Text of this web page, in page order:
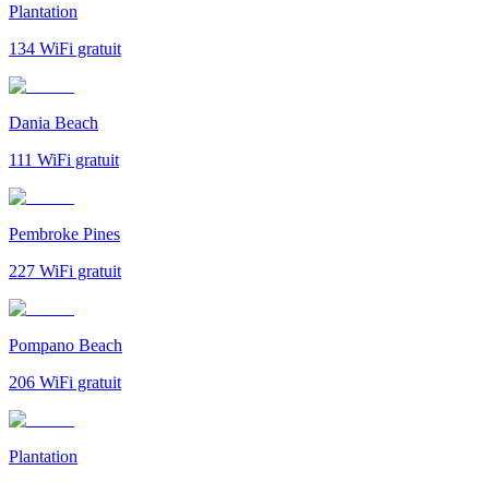
Plantation
134 WiFi gratuit
Dania Beach
111 WiFi gratuit
Pembroke Pines
227 WiFi gratuit
Pompano Beach
206 WiFi gratuit
Plantation